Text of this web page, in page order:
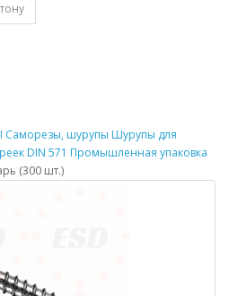
Саморезы, шурупы Шурупы для
DIN 571 Промышленная упаковка
(300 шт.)